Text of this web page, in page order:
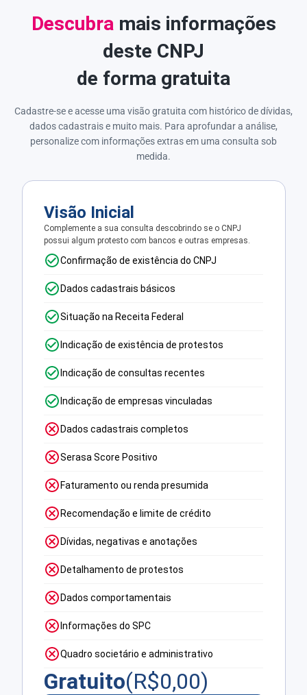
Descubramais informações
deste CNPJ
de forma gratuita
Cadastre-se e acesse uma visão gratuita com histórico de dívidas,
dados cadastrais e muito mais. Para aprofundar a análise,
personalize com informações extras em uma consulta sob
medida.
Visão Inicial
Complemente a sua consulta descobrindo se o CNPJ
possui algum protesto com bancos e outras empresas.
Confirmação de existência do CNPJ
Dados cadastrais básicos
Situação na Receita Federal
Indicação de existência de protestos
Indicação de consultas recentes
Indicação de empresas vinculadas
Dados cadastrais completos
Serasa Score Positivo
Faturamento ou renda presumida
Recomendação e limite de crédito
Dívidas, negativas e anotações
Detalhamento de protestos
Dados comportamentais
Informações do SPC
Quadro societário e administrativo
Gratuito(R$0,00)